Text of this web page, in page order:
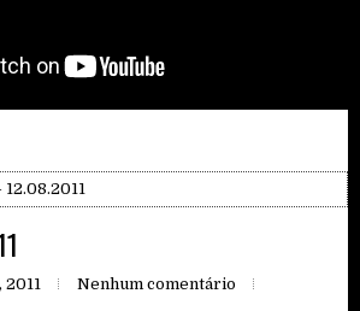
12.08.2011
2011 Nenhum comentário